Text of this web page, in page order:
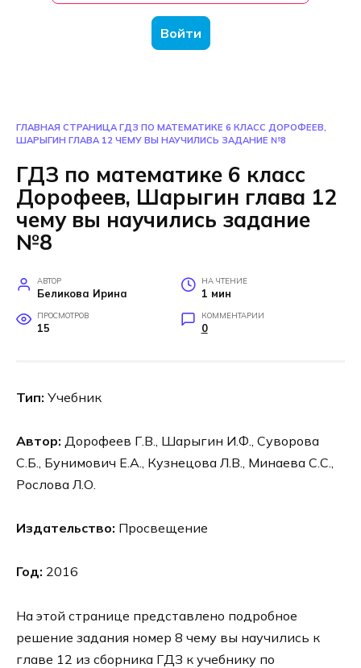
Войти
ГЛАВНАЯ СТРАНИЦА ГДЗ ПО МАТЕМАТИКЕ 6 КЛАСС ДОРОФЕЕВ,
ШАРЫГИН ГЛАВА 12 ЧЕМУ ВЫ НАУЧИЛИСЬ ЗАДАНИЕ №8
ГДЗ по математике 6 класс
Дорофеев, Шарыгин глава 12
чему вы научились задание
№8
АВТОР
Беликова Ирина
НА ЧТЕНИЕ
1 мин
ПРОСМОТРОВ
15
КОММЕНТАРИИ
0
Тип: Учебник
Автор: Дорофеев Г.В., Шарыгин И.Ф., Суворова
С.Б., Бунимович Е.А., Кузнецова Л.В., Минаева С.С.,
Рослова Л.О.
Издательство: Просвещение
Год: 2016
На этой странице представлено подробное
решение задания номер 8 чему вы научились к
главе 12 из сборника ГДЗ к учебнику по